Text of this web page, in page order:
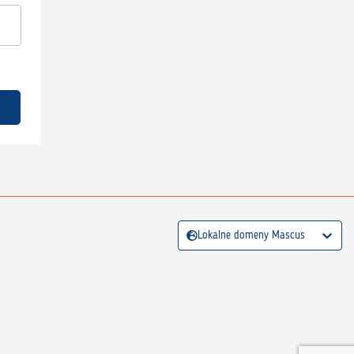
Lokalne domeny Mascus